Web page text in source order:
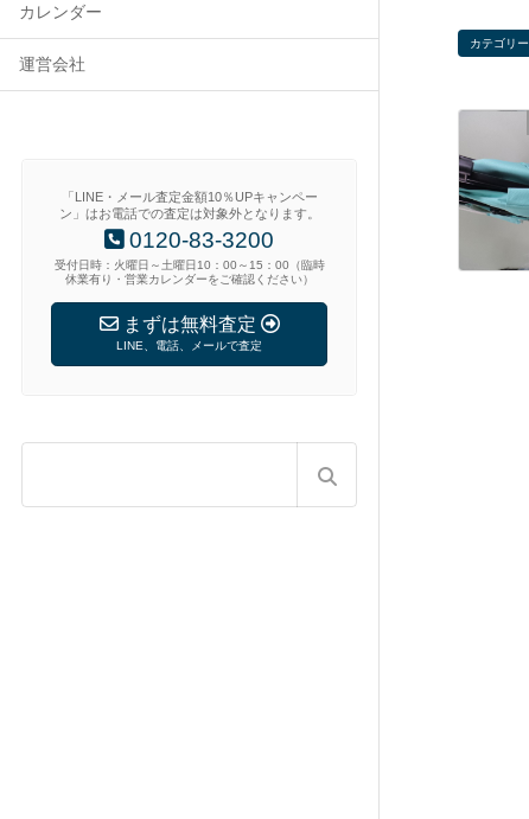
カレンダー
運営会社
「LINE・メール査定金額10％UPキャンペー
ン」はお電話での査定は対象外となります。
0120-83-3200
受付日時：火曜日～土曜日10：00～15：00（臨時
休業有り・営業カレンダーをご確認ください）
まずは無料査定
LINE、電話、メールで査定
カテゴリー